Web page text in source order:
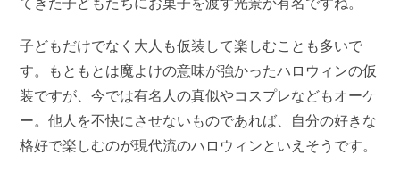
てきた子どもたちにお菓子を渡す光景が有名ですね。
子どもだけでなく大人も仮装して楽しむことも多いで
す。もともとは魔よけの意味が強かったハロウィンの仮
装ですが、今では有名人の真似やコスプレなどもオーケ
ー。他人を不快にさせないものであれば、自分の好きな
格好で楽しむのが現代流のハロウィンといえそうです。